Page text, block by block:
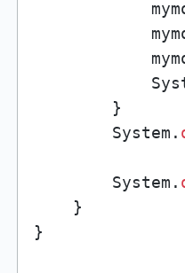
        }
        System.
        System.
    }